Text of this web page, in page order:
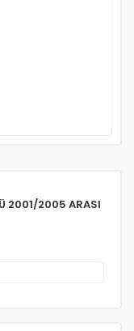
2001/2005 ARASI